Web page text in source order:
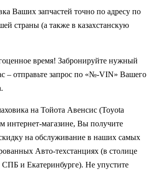
Ваших запчастей точно по адресу по
страны (а также в казахстанскую
время! Забронируйте нужный
– отправьте запрос по «№-VIN» Вашего
на Тойота Авенсис (Toyota
интернет-магазине, Вы получите
на обслуживание в наших самых
Авто-техстанциях (в столице
СПБ и Екатеринбурге). Не упустите